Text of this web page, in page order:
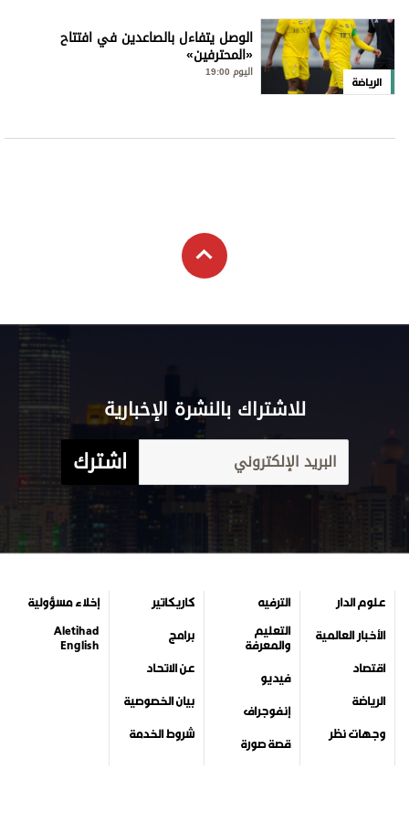
الرياضة
الوصل يتفاءل بالصاعدين في افتتاح
«المحترفين»
اليوم 19:00
للاشتراك بالنشرة الإخبارية
اشترك
علوم الدار
الأخبار العالمية
اقتصاد
الرياضة
وجهات نظر
الترفيه
التعليم
والمعرفة
فيديو
إنفوجراف
قصة صورة
كاريكاتير
برامج
عن الاتحاد
بيان الخصوصية
شروط الخدمة
إخلاء مسؤولية
Aletihad
English